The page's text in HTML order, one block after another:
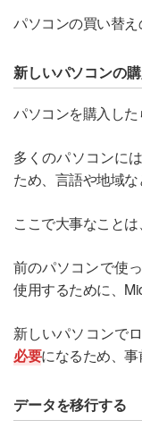
パソコンの買い替え
新しいパソコンの
パソコンを購入した
多くのパソコンに
ため、言語や地域な
ここで大事なことは
前のパソコンで使
使用するために、
新しいパソコンで
必要になるため、事
データを移行する